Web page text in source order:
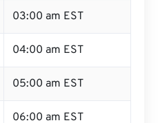
03:00 am EST
04:00 am EST
05:00 am EST
06:00 am EST